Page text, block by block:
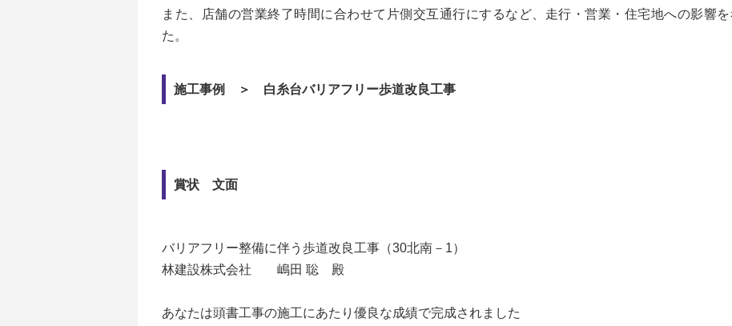
また、店舗の営業終了時間に合わせて片側交互通行にするなど、走行・営業・住宅地への影響
た。
施工事例 ＞ 白糸台バリアフリー歩道改良工事
賞状 文面
バリアフリー整備に伴う歩道改良工事（30北南－1）
林建設株式会社 嶋田 聡 殿
あなたは頭書工事の施工にあたり優良な成績で完成されました